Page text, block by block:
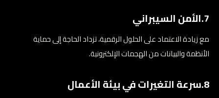
7.الأمن السيبراني
مع زيادة الاعتماد على الحلول الرقمية، تزداد الحاجة إلى حماية
الأنظمة والبيانات من الهجمات الإلكترونية.
8.سرعة التغيرات في بيئة الأعمال